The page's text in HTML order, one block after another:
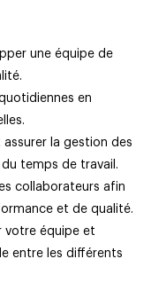
une équipe de
en
assurer la gestion des
temps de travail.
collaborateurs afin
et de qualité.
votre équipe et
entre les différents